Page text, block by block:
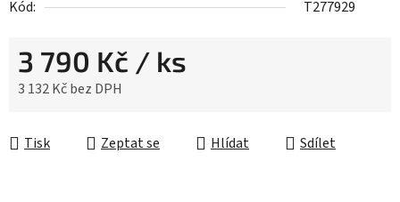
Kód: T277929
3 790 Kč / ks
3 132 Kč bez DPH
Tisk
Zeptat se Hlídat Sdílet